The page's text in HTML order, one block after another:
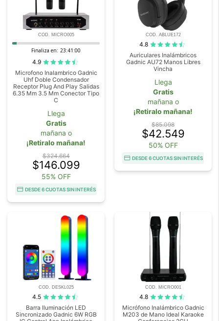
COD. MICRO005
Finaliza en: 23:40:59
4.9
Microfono Inalambrico Gadnic
Uhf Doble Condensador
Receptor Plug And Play Salidas
6.35 Mm 3.5 Mm Conector Tipo
C
Llega
Gratis
mañana o
¡Retiralo mañana!
$324.664
$146.099
55% OFF
DESDE 6 CUOTAS SIN INTERÉS
COD. ABLUE172
4.8
Auriculares Inalámbricos
Gadnic AU72 Manos Libres
Vincha
Llega
Gratis
mañana o
¡Retiralo mañana!
$85.098
$42.549
50% OFF
DESDE 6 CUOTAS SIN INTERÉS
COD. DESKL025
4.5
Barra Iluminación LED
Sincronizado Gadnic 6W RGB
COD. MICRO001
4.8
Micrófono Inalámbrico Gadnic
M203 de Mano Ideal Karaoke